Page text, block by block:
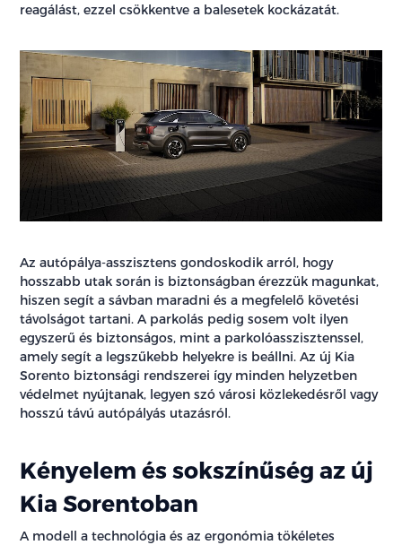
reagálást, ezzel csökkentve a balesetek kockázatát.
Az autópálya-asszisztens gondoskodik arról, hogy
hosszabb utak során is biztonságban érezzük magunkat,
hiszen segít a sávban maradni és a megfelelő követési
távolságot tartani. A parkolás pedig sosem volt ilyen
egyszerű és biztonságos, mint a parkolóasszisztenssel,
amely segít a legszűkebb helyekre is beállni. Az új Kia
Sorento biztonsági rendszerei így minden helyzetben
védelmet nyújtanak, legyen szó városi közlekedésről vagy
hosszú távú autópályás utazásról.
Kényelem és sokszínűség az új
Kia Sorentoban
A modell a technológia és az ergonómia tökéletes